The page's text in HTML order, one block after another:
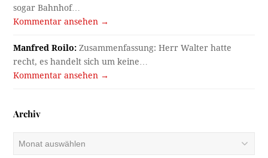
sogar Bahnhof…
Kommentar ansehen →
Manfred Roilo: Zusammenfassung: Herr Walter hatte
recht, es handelt sich um keine…
Kommentar ansehen →
Archiv